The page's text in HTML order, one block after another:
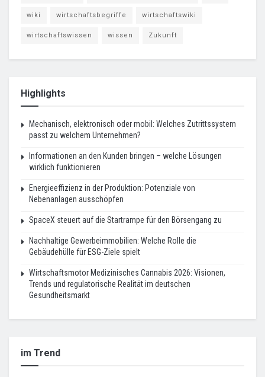
wiki wirtschaftsbegriffe wirtschaftswiki
wirtschaftswissen wissen Zukunft
Highlights
Mechanisch, elektronisch oder mobil: Welches Zutrittssystem
passt zu welchem Unternehmen?
Informationen an den Kunden bringen – welche Lösungen
wirklich funktionieren
Energieeffizienz in der Produktion: Potenziale von
Nebenanlagen ausschöpfen
SpaceX steuert auf die Startrampe für den Börsengang zu
Nachhaltige Gewerbeimmobilien: Welche Rolle die
Gebäudehülle für ESG-Ziele spielt
Wirtschaftsmotor Medizinisches Cannabis 2026: Visionen,
Trends und regulatorische Realität im deutschen
Gesundheitsmarkt
im Trend